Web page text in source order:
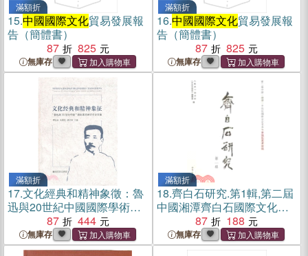
滿額折
15.中國國際文化貿易發展報
告（簡體書）
87
825
無庫存
滿額折
16.中國國際文化貿易發展報
告（簡體書）
87
825
無庫存
滿額折
17.文化經典和精神象徵：魯
迅與20世紀中國國際學術研
討會論文集（簡體書）
87 444
無庫存
滿額折
18.齊白石研究.第1輯,第二屆
中國湘潭齊白石國際文化藝
術節齊白石藝術論壇（簡體
書）
87 188
無庫存